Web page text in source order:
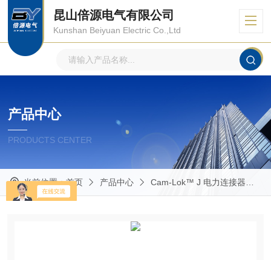
昆山倍源电气有限公司
Kunshan Beiyuan Electric Co.,Ltd
产品中心
PRODUCTS CENTER
当前位置：首页 产品中心 Cam-Lok™ J 电力连接器